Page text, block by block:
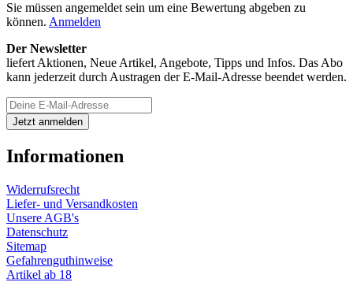
Sie müssen angemeldet sein um eine Bewertung abgeben zu
können. Anmelden
Der Newsletter
liefert Aktionen, Neue Artikel, Angebote, Tipps und Infos. Das Abo
kann jederzeit durch Austragen der E-Mail-Adresse beendet werden.
Informationen
Widerrufsrecht
Liefer- und Versandkosten
Unsere AGB's
Datenschutz
Sitemap
Gefahrenguthinweise
Artikel ab 18